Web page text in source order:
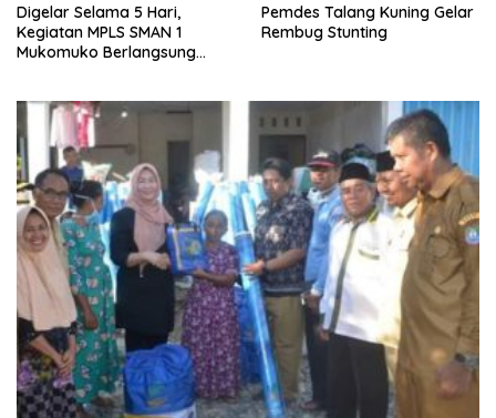
Digelar Selama 5 Hari,
Kegiatan MPLS SMAN 1
Mukomuko Berlangsung
Pemdes Talang Kuning Gelar
Rembug Stunting